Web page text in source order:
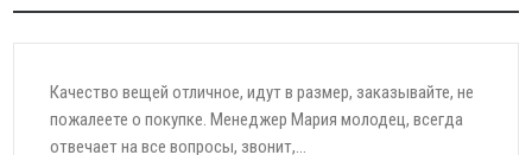
получила первый заказ от Вашего магазина. Хочу
большое спасибо за оперативную отправку моего
Отличное качество, фирму...